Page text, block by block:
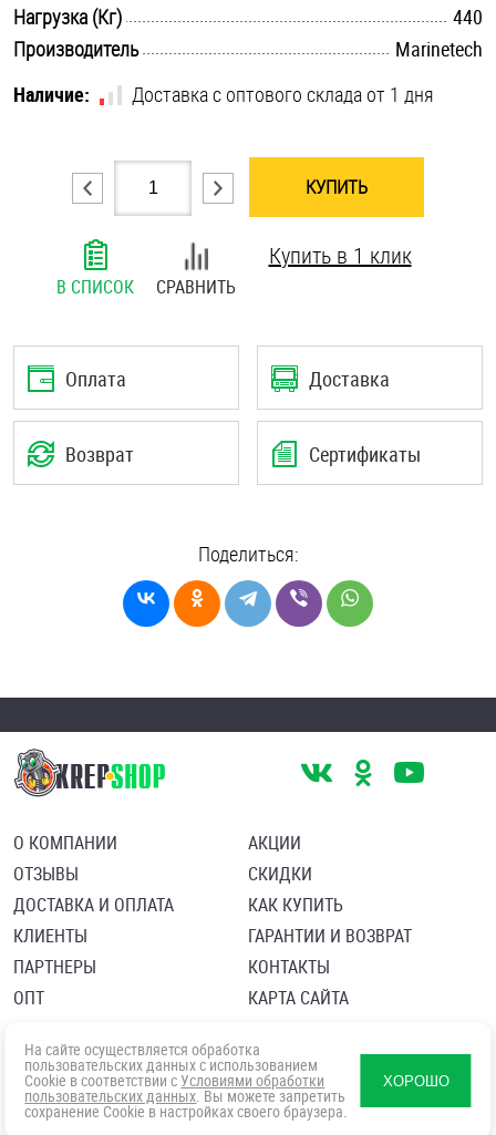
Хомуты
Шплинты
Штифты и пальцы
Нагрузка (Кг)
440
Производитель
Marinetech
Наличие:
Доставка с оптового склада от 1 дня
КУПИТЬ
В СПИСОК СРАВНИТЬ
Купить в 1 клик
Оплата Доставка
Возврат Сертификаты
Поделиться:
О КОМПАНИИ
ОТЗЫВЫ
ДОСТАВКА И ОПЛАТА
КЛИЕНТЫ
ПАРТНЕРЫ
ОПТ
АКЦИИ
СКИДКИ
КАК КУПИТЬ
ГАРАНТИИ И ВОЗВРАТ
КОНТАКТЫ
КАРТА САЙТА
Политика в отношении обработки персональных данных
Согласие посетителя сайта на обработку персональных данны
На сайте осуществляется обработка
пользовательских данных с использованием
Cookie в соответствии с Условиями обработки
пользовательских данных. Вы можете запретить
сохранение Cookie в настройках своего браузера.
ХОРОШО